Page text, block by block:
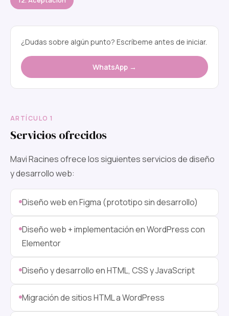
¿Dudas sobre algún punto? Escríbeme antes de iniciar.
WhatsApp →
ARTÍCULO 1
Servicios ofrecidos
Mavi Racines ofrece los siguientes servicios de diseño
y desarrollo web:
Diseño web en Figma (prototipo sin desarrollo)
Diseño web + implementación en WordPress con
Elementor
Diseño y desarrollo en HTML, CSS y JavaScript
Migración de sitios HTML a WordPress